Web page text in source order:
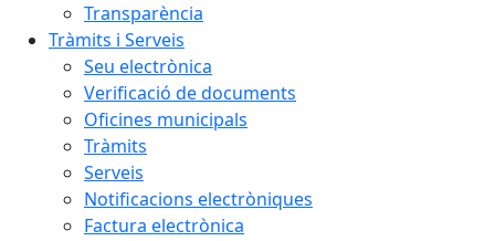
Transparència
Tràmits i Serveis
Seu electrònica
Verificació de documents
Oficines municipals
Tràmits
Serveis
Notificacions electròniques
Factura electrònica